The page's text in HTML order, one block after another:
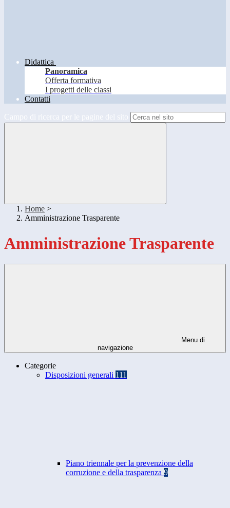
Didattica
Panoramica
Offerta formativa
I progetti delle classi
Contatti
Campo di ricerca per le pagine del sito
Home >
Amministrazione Trasparente
Amministrazione Trasparente
Menu di
navigazione
Categorie
Disposizioni generali 111
Piano triennale per la prevenzione della
corruzione e della trasparenza 9